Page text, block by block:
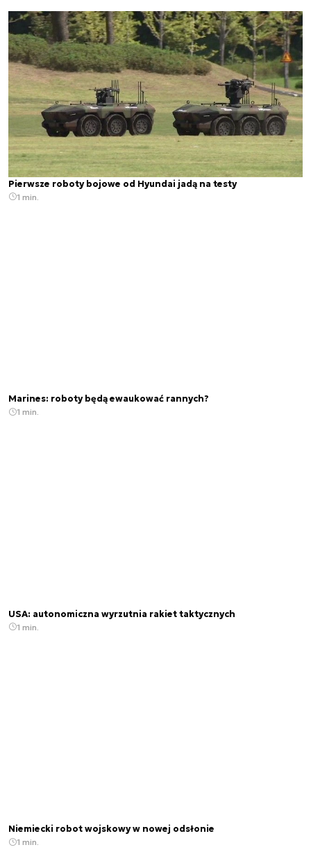
Pierwsze roboty bojowe od Hyundai jadą na testy
1 min.
Marines: roboty będą ewaukować rannych?
1 min.
USA: autonomiczna wyrzutnia rakiet taktycznych
1 min.
Niemiecki robot wojskowy w nowej odsłonie
1 min.